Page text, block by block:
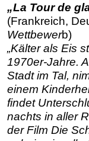
„La Tour de
(Frankreich,
Wettbewerb)
„Kälter als Eis
1970er-Jahre.
Stadt im Tal,
einem
findet
nachts in aller
der Film Die